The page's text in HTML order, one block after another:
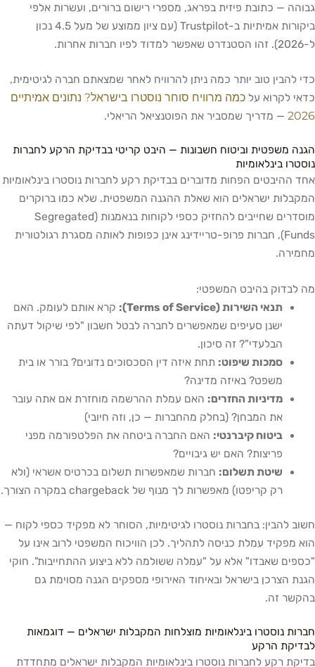
גבוהה — כתובת פיזית בפראג, מספרי רישום ברורים, ועשרות אלפי
ביקורות אמיתיות ב-Trustpilot (עם ציון ממוצע של מעל 4.5 נכון
ל-2026). זהו הסטנדרט שאפשר למדוד לפיו חברות אחרות.
כדי להבין טוב יותר כמה ניתן להרוויח לאחר שמצאתם חברה לגיטימית,
כדאי לקרוא על כמה מרוויח סוחר נוסטרו בישראל? נתונים אמיתיים
2026 — מדריך שמסביר את הפוטנציאל הריאלי.
הגנה משפטית וביטוח חשבונות — היבט קריטי בבדיקת הרקע לחברות
נוסטרו בינלאומיות
אחד ההיבטים הפחות מדוברים בבדיקת רקע לחברות נוסטרו בינלאומיות
המקבלות ישראלים הוא שאלת ההגנה המשפטית. שלא כמו ברוקרים
מוסדרים שחייבים להחזיק כספי לקוחות בנאמנות (Segregated
Funds), חברות פרופ-טריידינג אינן כפופות לאותה מסגרת רגולטורית
מחמירה.
מה לבדוק בהיבט המשפטי:
תנאי השירות (Terms of Service):
קרא אותם לעומק. האם
ישנן סעיפים שמאפשרים לחברה לבטל חשבון "לפי שיקול דעתה
הבלעדי"? זה סיכון.
סמכות שיפוט: תחת איזה דין הסכסוכים נדונים? בורר או בית
משפט? באיזה מדינה?
מדיניות החזרים: האם עמלת ההרשמה מוחזרת אם אתה עובר
את המבחן? (בחלק מהחברות — כן, וזה חיובי)
ביטוח קיברנטי: האם החברה ביטחה את הפלטפורמה מפני
פריצות? האם יש גיבויים?
שיטת תשלום: חברות שמאפשרות תשלום בכרטיס אשראי (ולא
רק קריפטו) מאפשרות לך מנוף של chargeback במקרה הצורך.
חשוב להבין: בחברות נוסטרו לגיטימיות, הסוחר לא מפקיד כספי לקוח —
הוא מפקיד עמלת כניסה לתהליך. לכן הוויכוח המשפטי לרוב אינו על
"כספים שאבדו" אלא על "עמלה ששולמה ללא ביצוע ההתחייבות". חוקי
הגנת הצרכן בישראל ובאיחוד האירופי מספקים הגנה מסוימת גם
בהקשר זה.
חברות נוסטרו בינלאומיות מוצלחות המקבלות ישראלים — דוגמאות
לבדיקת הרקע
בדיקת רקע לחברות נוסטרו בינלאומיות המקבלות ישראלים מתחדדת